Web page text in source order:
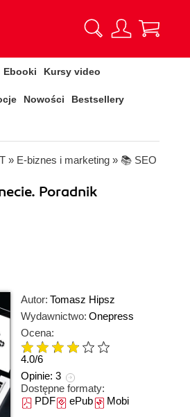
Ebooki Kursy video
Nowości Bestsellery
» E-biznes i marketing » 📚 SEO
Poradnik
Autor: Tomasz Hipsz
Wydawnictwo: Onepress
Ocena:
4.0/6
Opinie: 3
Dostępne formaty:
PDFePubMobi